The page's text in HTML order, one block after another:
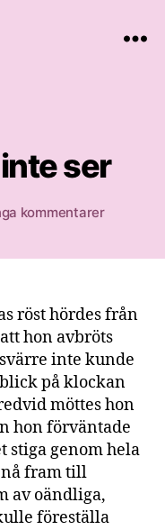
ser
kommentarertill
röst hördes från
hon avbröts
inte kunde
på klockan
möttes hon
hon förväntade
stiga genom hela
fram till
av oändliga,
föreställa